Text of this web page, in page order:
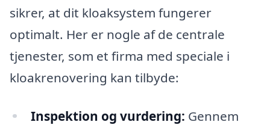
sikrer, at dit kloaksystem fungerer
optimalt. Her er nogle af de centrale
tjenester, som et firma med speciale i
kloakrenovering kan tilbyde:
Inspektion og vurdering: Gennem